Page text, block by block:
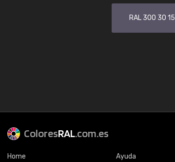
RAL 300 30 15
ColoresRAL.com.es
Home Ayuda